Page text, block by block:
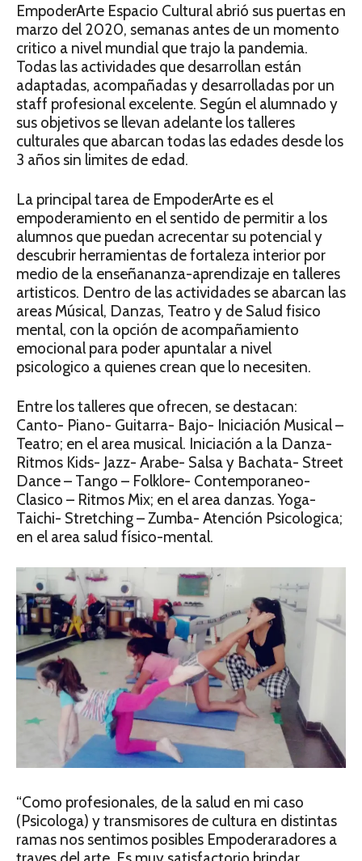
EmpoderArte Espacio Cultural abrió sus puertas en
marzo del 2020, semanas antes de un momento
critico a nivel mundial que trajo la pandemia.
Todas las actividades que desarrollan están
adaptadas, acompañadas y desarrolladas por un
staff profesional excelente. Según el alumnado y
sus objetivos se llevan adelante los talleres
culturales que abarcan todas las edades desde los
3 años sin limites de edad.
La principal tarea de EmpoderArte es el
empoderamiento en el sentido de permitir a los
alumnos que puedan acrecentar su potencial y
descubrir herramientas de fortaleza interior por
medio de la enseñananza-aprendizaje en talleres
artisticos. Dentro de las actividades se abarcan las
areas Músical, Danzas, Teatro y de Salud fisico
mental, con la opción de acompañamiento
emocional para poder apuntalar a nivel
psicologico a quienes crean que lo necesiten.
Entre los talleres que ofrecen, se destacan:
Canto- Piano- Guitarra- Bajo- Iniciación Musical –
Teatro; en el area musical. Iniciación a la Danza-
Ritmos Kids- Jazz- Arabe- Salsa y Bachata- Street
Dance – Tango – Folklore- Contemporaneo-
Clasico – Ritmos Mix; en el area danzas. Yoga-
Taichi- Stretching – Zumba- Atención Psicologica;
en el area salud físico-mental.
“Como profesionales, de la salud en mi caso
(Psicologa) y transmisores de cultura en distintas
ramas nos sentimos posibles Empoderaradores a